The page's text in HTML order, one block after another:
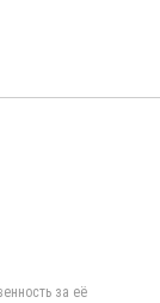
за её